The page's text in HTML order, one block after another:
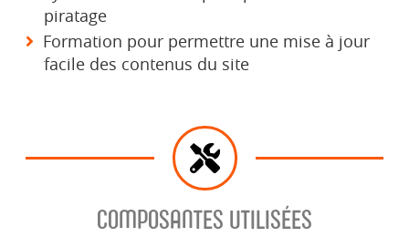
piratage
Formation pour permettre une mise à jour
facile des contenus du site
COMPOSANTES UTILISÉES